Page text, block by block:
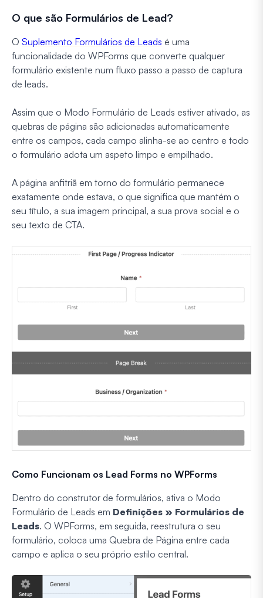
O que são Formulários de Lead?
O Suplemento Formulários de Leads é uma
funcionalidade do WPForms que converte qualquer
formulário existente num fluxo passo a passo de captura
de leads.
Assim que o Modo Formulário de Leads estiver ativado, as
quebras de página são adicionadas automaticamente
entre os campos, cada campo alinha-se ao centro e todo
o formulário adota um aspeto limpo e empilhado.
A página anfitriã em torno do formulário permanece
exatamente onde estava, o que significa que mantém o
seu título, a sua imagem principal, a sua prova social e o
seu texto de CTA.
Como Funcionam os Lead Forms no WPForms
Dentro do construtor de formulários, ativa o Modo
Formulário de Leads em Definições » Formulários de
Leads. O WPForms, em seguida, reestrutura o seu
formulário, coloca uma Quebra de Página entre cada
campo e aplica o seu próprio estilo central.